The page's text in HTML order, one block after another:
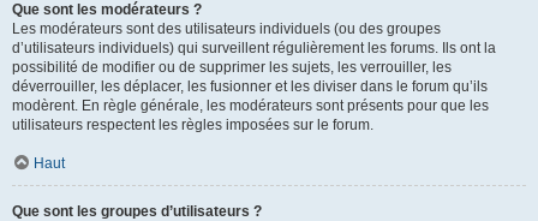
Que sont les modérateurs ?
Les modérateurs sont des utilisateurs individuels (ou des groupes
d’utilisateurs individuels) qui surveillent régulièrement les forums. Ils ont la
possibilité de modifier ou de supprimer les sujets, les verrouiller, les
déverrouiller, les déplacer, les fusionner et les diviser dans le forum qu’ils
modèrent. En règle générale, les modérateurs sont présents pour que les
utilisateurs respectent les règles imposées sur le forum.
Haut
Que sont les groupes d’utilisateurs ?